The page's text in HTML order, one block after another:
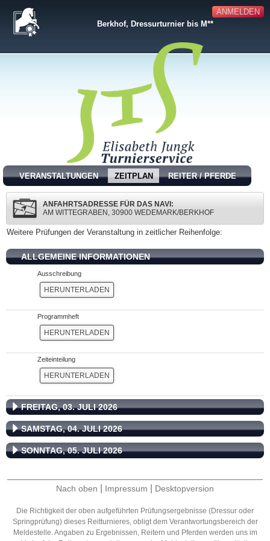
ANMELDEN
Berkhof, Dressurturnier bis M**
VERANSTALTUNGEN ZEITPLAN REITER / PFERDE
ANFAHRTSADRESSE FÜR DAS NAVI:
AM WITTEGRABEN, 30900 WEDEMARK/BERKHOF
Weitere Prüfungen der Veranstaltung in zeitlicher Reihenfolge:
ALLGEMEINE INFORMATIONEN
Ausschreibung
HERUNTERLADEN
Programmheft
HERUNTERLADEN
Zeiteinteilung
HERUNTERLADEN
FREITAG, 03. JULI 2026
SAMSTAG, 04. JULI 2026
SONNTAG, 05. JULI 2026
Nach oben Impressum Desktopversion
Die Richtigkeit der oben aufgeführten Prüfungsergebnisse (Dressur oder
Springprüfung) dieses Reitturnieres, obligt dem Verantwortungsbereich der
Meldestelle. Angaben zu Ergebnissen, Reitern und Pferden werden uns im